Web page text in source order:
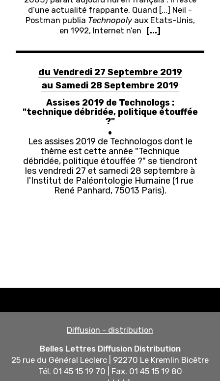
d’une actualité frappante. Quand [...] Neil ­
Postman publia Technopolyaux Etats-Unis,
en 1992, Internet n’en [...]
du Vendredi 27 Septembre 2019
au Samedi 28 Septembre 2019
Assises 2019 de Technologs :
"technique débridée, politique étouffée
?"
Les assises 2019 de Technologos dont le
thème est cette année "Technique
débridée, politique étouffée ?" se tiendront
les vendredi 27 et samedi 28 septembre à
l'Institut de Paléontologie Humaine (1 rue
René Panhard, 75013 Paris).
Diffusion - distribution
Belles Lettres Diffusion Distribution
25 rue du Général Leclerc | 92270 Le Kremlin Bicêtre
Tél. 01 45 15 19 70 | Fax. 01 45 15 19 80